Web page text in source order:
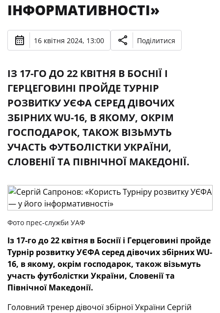
ІНФОРМАТИВНОСТІ»
16 квітня 2024, 13:00 Поділитися
ІЗ 17-ГО ДО 22 КВІТНЯ В БОСНІЇ І
ГЕРЦЕГОВИНІ ПРОЙДЕ ТУРНІР
РОЗВИТКУ УЄФА СЕРЕД ДІВОЧИХ
ЗБІРНИХ WU-16, В ЯКОМУ, ОКРІМ
ГОСПОДАРОК, ТАКОЖ ВІЗЬМУТЬ
УЧАСТЬ ФУТБОЛІСТКИ УКРАЇНИ,
СЛОВЕНІЇ ТА ПІВНІЧНОЇ МАКЕДОНІЇ.
Фото прес-служби УАФ
Із 17-го до 22 квітня в Боснії і Герцеговині пройде
Турнір розвитку УЄФА серед дівочих збірнихWU-
16, в якому, окрім господарок, також візьмуть
участь футболістки України, Словенії та
Північної Македонії.
Головний тренер дівочої збірної України Сергій